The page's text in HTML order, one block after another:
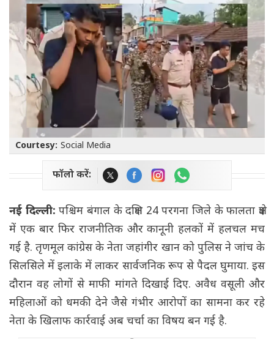
Courtesy: Social Media
फॉलो करें:
नई दिल्ली:पश्चिम बंगाल के दक्षिण 24 परगना जिले के फालता क्षेत्र
में एक बार फिर राजनीतिक और कानूनी हलकों में हलचल मच
गई है. तृणमूल कांग्रेस के नेता जहांगीर खान को पुलिस ने जांच के
सिलसिले में इलाके में लाकर सार्वजनिक रूप से पैदल घुमाया. इस
दौरान वह लोगों से माफी मांगते दिखाई दिए. अवैध वसूली और
महिलाओं को धमकी देने जैसे गंभीर आरोपों का सामना कर रहे
नेता के खिलाफ कार्रवाई अब चर्चा का विषय बन गई है.